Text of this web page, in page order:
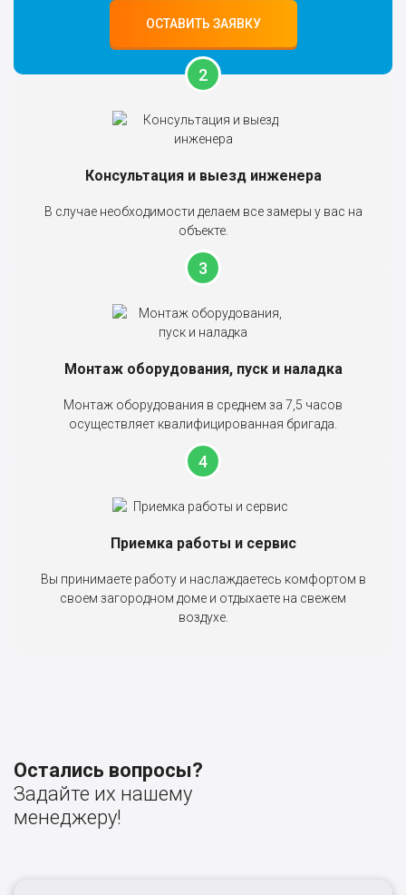
ОСТАВИТЬ ЗАЯВКУ
Консультация и выезд инженера
В случае необходимости делаем все замеры у вас на
объекте.
Монтаж оборудования, пуск и наладка
Монтаж оборудования в среднем за 7,5 часов
осуществляет квалифицированная бригада.
Приемка работы и сервис
Вы принимаете работу и наслаждаетесь комфортом в
своем загородном доме и отдыхаете на свежем
воздухе.
Остались вопросы?
Задайте их нашему
менеджеру!